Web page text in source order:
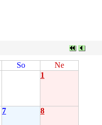
So
Ne
1
7 8